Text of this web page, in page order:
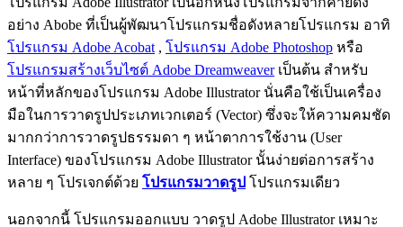
อย่าง Abobe ที่เป็นผู้พัฒนาโปรแกรมชื่อดังหลายโปรแกรม อาทิ
โปรแกรม Adobe Acobat , โปรแกรม Adobe Photoshop หรือ
โปรแกรมสร้างเว็บไซต์ Adobe Dreamweaverเป็นต้น สำหรับ
หน้าที่หลักของโปรแกรม Adobe Illustrator นั่นคือใช้เป็นเครื่อง
มือในการวาดรูปประเภทเวกเตอร์ (Vector) ซึ่งจะให้ความคมชัด
มากกว่าการวาดรูปธรรมดา ๆ หน้าตาการใช้งาน (User
Interface) ของโปรแกรม Adobe Illustrator นั้นง่ายต่อการสร้าง
หลาย ๆ โปรเจกต์ด้วย โปรแกรมวาดรูป โปรแกรมเดียว
นอกจากนี้ โปรแกรมออกแบบ วาดรูป Adobe Illustrator เหมาะ